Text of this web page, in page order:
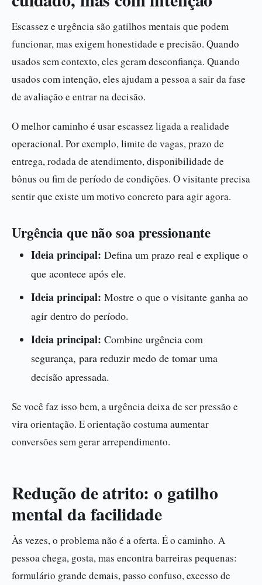
Escassez e urgência são gatilhos mentais que podem
funcionar, mas exigem honestidade e precisão. Quando
usados sem contexto, eles geram desconfiança. Quando
usados com intenção, eles ajudam a pessoa a sair da fase
de avaliação e entrar na decisão.
O melhor caminho é usar escassez ligada a realidade
operacional. Por exemplo, limite de vagas, prazo de
entrega, rodada de atendimento, disponibilidade de
bônus ou fim de período de condições. O visitante precisa
sentir que existe um motivo concreto para agir agora.
Urgência que não soa pressionante
Ideia principal: Defina um prazo real e explique o
que acontece após ele.
Ideia principal: Mostre o que o visitante ganha ao
agir dentro do período.
Ideia principal: Combine urgência com
segurança, para reduzir medo de tomar uma
decisão apressada.
Se você faz isso bem, a urgência deixa de ser pressão e
vira orientação. E orientação costuma aumentar
conversões sem gerar arrependimento.
Redução de atrito: o gatilho
mental da facilidade
Às vezes, o problema não é a oferta. É o caminho. A
pessoa chega, gosta, mas encontra barreiras pequenas:
formulário grande demais, passo confuso, excesso de